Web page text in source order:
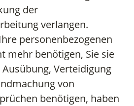
der
verlangen.
personenbezogenen
mehr benötigen, Sie sie
Verteidigung
von
benötigen, haben